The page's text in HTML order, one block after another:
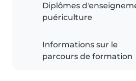
Diplômes
puériculture
Informations sur le
parcours de formation